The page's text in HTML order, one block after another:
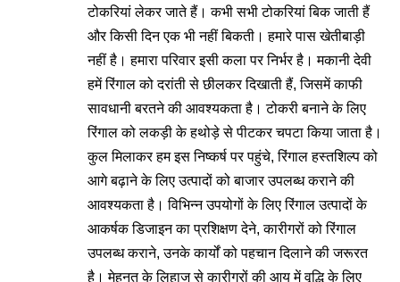
टोकरियां लेकर जाते हैं। कभी सभी टोकरियां बिक जाती हैं
और किसी दिन एक भी नहीं बिकती। हमारे पास खेतीबाड़ी
नहीं है। हमारा परिवार इसी कला पर निर्भर है। मकानी देवी
हमें रिंगाल को दरांती से छीलकर दिखाती हैं, जिसमें काफी
सावधानी बरतने की आवश्यकता है। टोकरी बनाने के लिए
रिंगाल को लकड़ी के हथोड़े से पीटकर चपटा किया जाता है।
कुल मिलाकर हम इस निष्कर्ष पर पहुंचे, रिंगाल हस्तशिल्प को
आगे बढ़ाने के लिए उत्पादों को बाजार उपलब्ध कराने की
आवश्यकता है। विभिन्न उपयोगों के लिए रिंगाल उत्पादों के
आकर्षक डिजाइन का प्रशिक्षण देने, कारीगरों को रिंगाल
उपलब्ध कराने, उनके कार्यों को पहचान दिलाने की जरूरत
है। मेहनत के लिहाज से कारीगरों की आय में वृद्धि के लिए